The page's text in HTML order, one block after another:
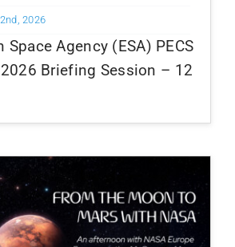
2026
Space Agency (ESA) PECS
Briefing Session – 12